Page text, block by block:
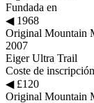
Fundada en
◀1968
Original Mountain
2007
Eiger Ultra Trail
Coste de inscripción
◀£120
Original Mountain